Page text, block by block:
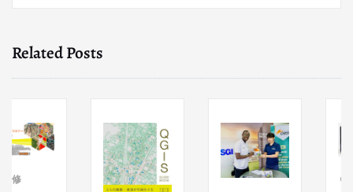
Related Posts
GIS研修